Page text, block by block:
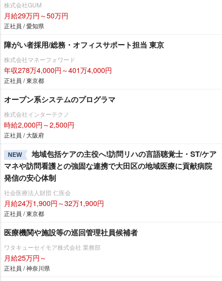
株式会社GUM
月給29万円～50万円
正社員 / 愛知県
障がい者採用/総務・オフィスサポート担当 東京
株式会社マネーフォワード
年収278万4,000円～401万4,000円
正社員 / 東京都
オープン系システムのプログラマ
株式会社インターテクノ
時給2,000円～2,500円
正社員 / 大阪府
NEW
地域包括ケアの主役へ!訪問リハの言語聴覚士・ST/ケア
マネや訪問看護との強固な連携で大田区の地域医療に貢献病院
発信の安心体制
社会医療法人財団 仁医会
月給24万1,900円～32万1,900円
正社員 / 東京都
医療機関や施設等の巡回管理社員候補者
ワタキューセイモア株式会社 業務部
月給25万円～
正社員 / 神奈川県